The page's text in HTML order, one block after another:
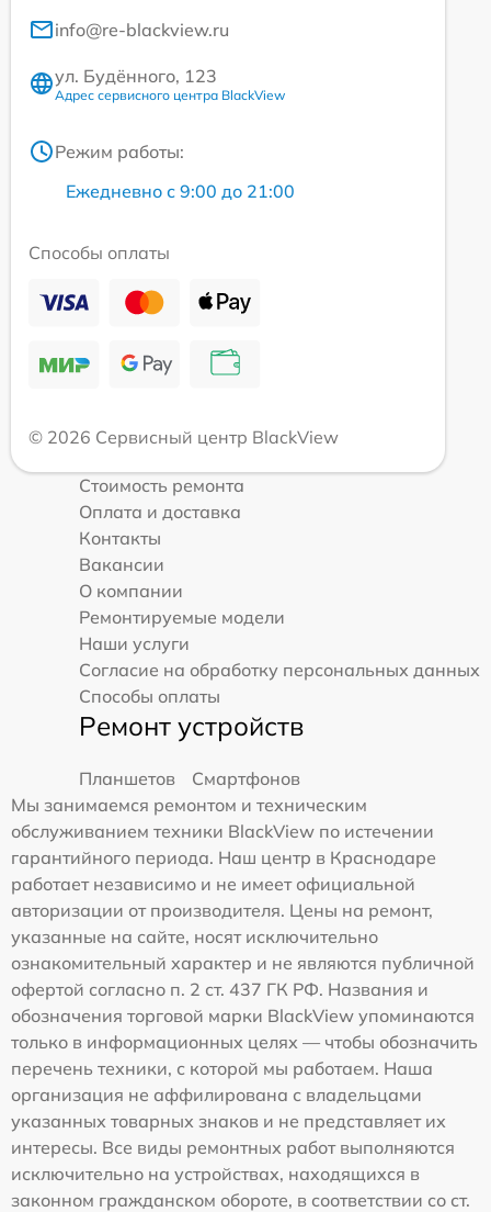
info@re-blackview.ru
ул. Будённого, 123
Адрес сервисного центра BlackView
Режим работы:
Ежедневно с 9:00 до 21:00
Способы оплаты
© 2026 Сервисный центр BlackView
Стоимость ремонта
Оплата и доставка
Контакты
Вакансии
О компании
Ремонтируемые модели
Наши услуги
Согласие на обработку персональных данных
Способы оплаты
Ремонт устройств
Планшетов
Смартфонов
Мы занимаемся ремонтом и техническим
обслуживанием техники BlackView по истечении
гарантийного периода. Наш центр в Краснодаре
работает независимо и не имеет официальной
авторизации от производителя. Цены на ремонт,
указанные на сайте, носят исключительно
ознакомительный характер и не являются публичной
офертой согласно п. 2 ст. 437 ГК РФ. Названия и
обозначения торговой марки BlackView упоминаются
только в информационных целях — чтобы обозначить
перечень техники, с которой мы работаем. Наша
организация не аффилирована с владельцами
указанных товарных знаков и не представляет их
интересы. Все виды ремонтных работ выполняются
исключительно на устройствах, находящихся в
законном гражданском обороте, в соответствии со ст.